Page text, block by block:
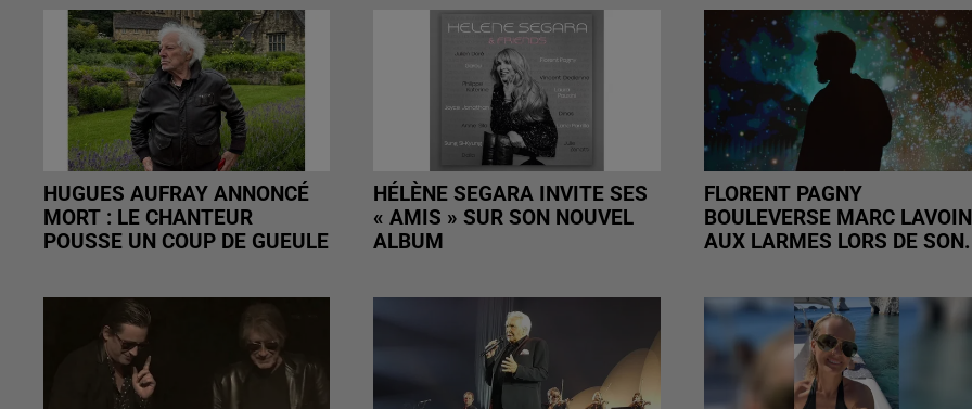
HUGUES AUFRAY ANNONCÉ
MORT : LE CHANTEUR
POUSSE UN COUP DE GUEULE
HÉLÈNE SEGARA INVITE SES
« AMIS » SUR SON NOUVEL
ALBUM
FLORENT PAGNY
BOULEVERSE MARC
AUX LARMES LORS DE